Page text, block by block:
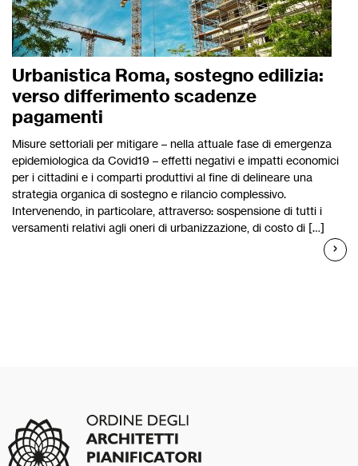
Urbanistica Roma, sostegno edilizia:
verso differimento scadenze
pagamenti
Misure settoriali per mitigare – nella attuale fase di emergenza
epidemiologica da Covid19 – effetti negativi e impatti economici
per i cittadini e i comparti produttivi al fine di delineare una
strategia organica di sostegno e rilancio complessivo.
Intervenendo, in particolare, attraverso: sospensione di tutti i
versamenti relativi agli oneri di urbanizzazione, di costo di […]